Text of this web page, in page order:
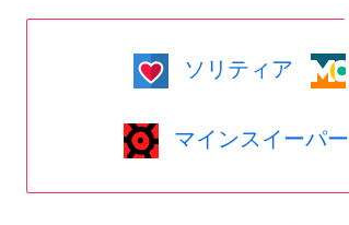
ソリティア
マインスイーパー